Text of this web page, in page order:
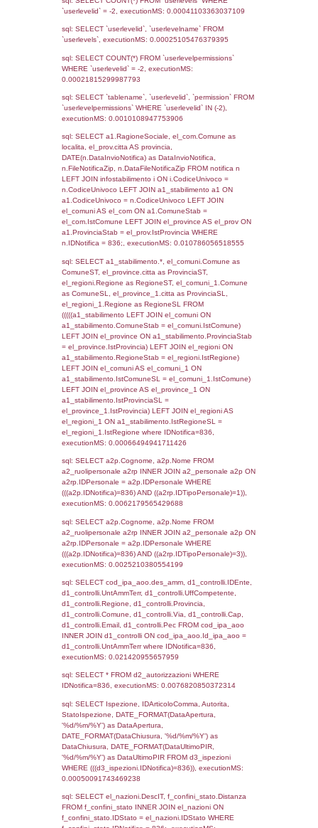
DELL'AMBIENTE/TERRITORIO
STABILIMENTO
SEZIONE H (pubblico) - DESCRIZIONE
STABILIMENTO E RIEPILOGO SOSTANZE
DI CUI ALL'ALLEGATO 1 DEL DECRETO
DELLA DIRETTIVA 2012/18/UE
SEZIONE L (pubblico) - INFORMAZIONI
INCIDENTALI CON IMPATTO
STABILIMENTO
Indietro
Debug
sql: SELECT COUNT(*) FROM `userlevels`
`userlevelid` = -2, executionMS:
sql: SELECT `userlevelid`, `userlevelname`
`userlevels`, executionMS:
sql: SELECT COUNT(*) FROM
WHERE `userlevelid` = -2, executionMS:
0.00021815299987793
sql: SELECT `tablename`, `userlevelid`,
`userlevelpermissions` WHERE `userlevelid`
executionMS: 0.0010108947753906
sql: SELECT a1.RagioneSociale,
localita, el_prov.citta AS provincia,
DATE(n.DataInvioNotifica) as
n.FileNotificaZip, n.DataFileNotificaZip
LEFT JOIN infostabilimento i ON
a1.CodiceUnivoco = n.CodiceUnivoco LEFT
el_comuni AS el_com ON a1.ComuneStab =
el_com.IstComune LEFT JOIN el_province
a1.ProvinciaStab = el_prov.IstProvincia
n.IDNotifica = 836;, executionMS:
sql: SELECT a1_stabilimento.*,
ComuneST, el_province.citta as